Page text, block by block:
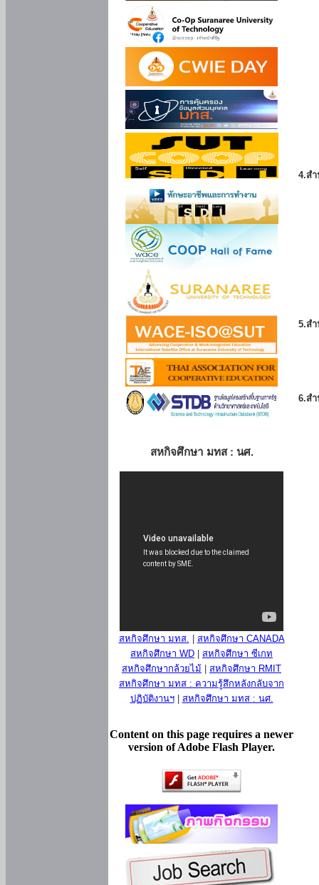
สหกิจศึกษา มทส : นศ.
สหกิจศึกษา มทส.
สหกิจศึกษา CANADA
สหกิจศึกษา WD
สหกิจศึกษา ซีเกท
สหกิจศึกษากล้วยไม้
สหกิจศึกษา RMIT
สหกิจศึกษา มทส : ความรู้สึกหลังกลับจาก
ปฏิบัติงานฯ| สหกิจศึกษา มทส : นศ.
Content on this page requires a newer
version of Adobe Flash Player.
4.ส
5.ส
6.ส